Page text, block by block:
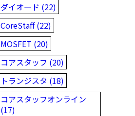
ダイオード (22)
CoreStaff (22)
MOSFET (20)
コアスタッフ (20)
トランジスタ (18)
コアスタッフオンライン
(17)